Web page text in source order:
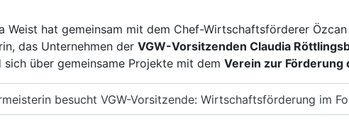
Weist hat gemeinsam mit dem Chef-Wirtschaftsförderer
das Unternehmen der VGW-Vorsitzenden Claudia
über gemeinsame Projekte mit dem Verein zur Förderung
besucht VGW-Vorsitzende: Wirtschaftsförderung im